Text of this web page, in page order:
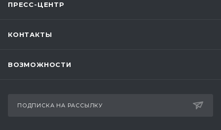
ПРЕСС-ЦЕНТР
КОНТАКТЫ
ВОЗМОЖНОСТИ
ПОДПИСКА НА РАССЫЛКУ